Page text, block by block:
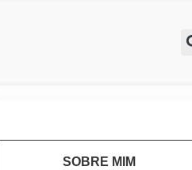
SOBRE MIM